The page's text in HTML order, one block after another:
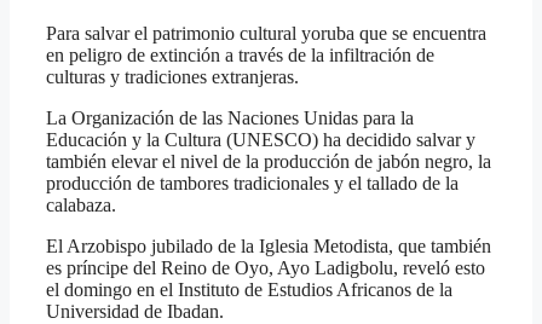
Para salvar el patrimonio cultural yoruba que se encuentra
en peligro de extinción a través de la infiltración de
culturas y tradiciones extranjeras.
La Organización de las Naciones Unidas para la
Educación y la Cultura (UNESCO) ha decidido salvar y
también elevar el nivel de la producción de jabón negro, la
producción de tambores tradicionales y el tallado de la
calabaza.
El Arzobispo jubilado de la Iglesia Metodista, que también
es príncipe del Reino de Oyo, Ayo Ladigbolu, reveló esto
el domingo en el Instituto de Estudios Africanos de la
Universidad de Ibadan.